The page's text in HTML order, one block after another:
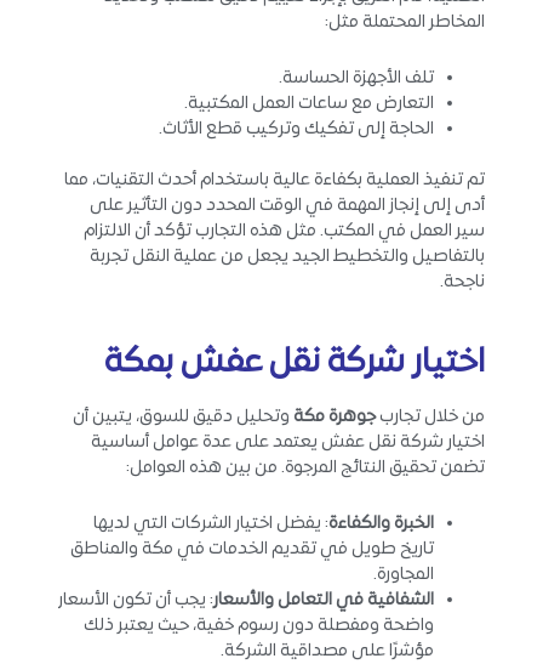
المخاطر المحتملة مثل:
تلف الأجهزة الحساسة.
التعارض مع ساعات العمل المكتبية.
الحاجة إلى تفكيك وتركيب قطع الأثاث.
تم تنفيذ العملية بكفاءة عالية باستخدام أحدث التقنيات، مما
أدى إلى إنجاز المهمة في الوقت المحدد دون التأثير على
سير العمل في المكتب. مثل هذه التجارب تؤكد أن الالتزام
بالتفاصيل والتخطيط الجيد يجعل من عملية النقل تجربة
ناجحة.
اختيار شركة نقل عفش بمكة
من خلال تجاربجوهرة مكة وتحليل دقيق للسوق، يتبين أن
اختيار شركة نقل عفش يعتمد على عدة عوامل أساسية
تضمن تحقيق النتائج المرجوة. من بين هذه العوامل:
الخبرة والكفاءة: يفضل اختيار الشركات التي لديها
تاريخ طويل في تقديم الخدمات في مكة والمناطق
المجاورة.
الشفافية في التعامل والأسعار: يجب أن تكون الأسعار
واضحة ومفصلة دون رسوم خفية، حيث يعتبر ذلك
مؤشرًا على مصداقية الشركة.